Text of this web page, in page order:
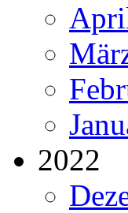
2022